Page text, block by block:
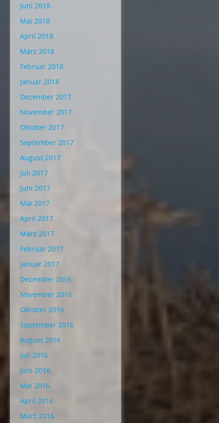
Juni 2018
Mai 2018
April 2018
März 2018
Februar 2018
Januar 2018
Dezember 2017
November 2017
Oktober 2017
September 2017
August 2017
Juli 2017
Juni 2017
Mai 2017
April 2017
März 2017
Februar 2017
Januar 2017
Dezember 2016
November 2016
Oktober 2016
September 2016
August 2016
Juli 2016
Juni 2016
Mai 2016
April 2016
März 2016